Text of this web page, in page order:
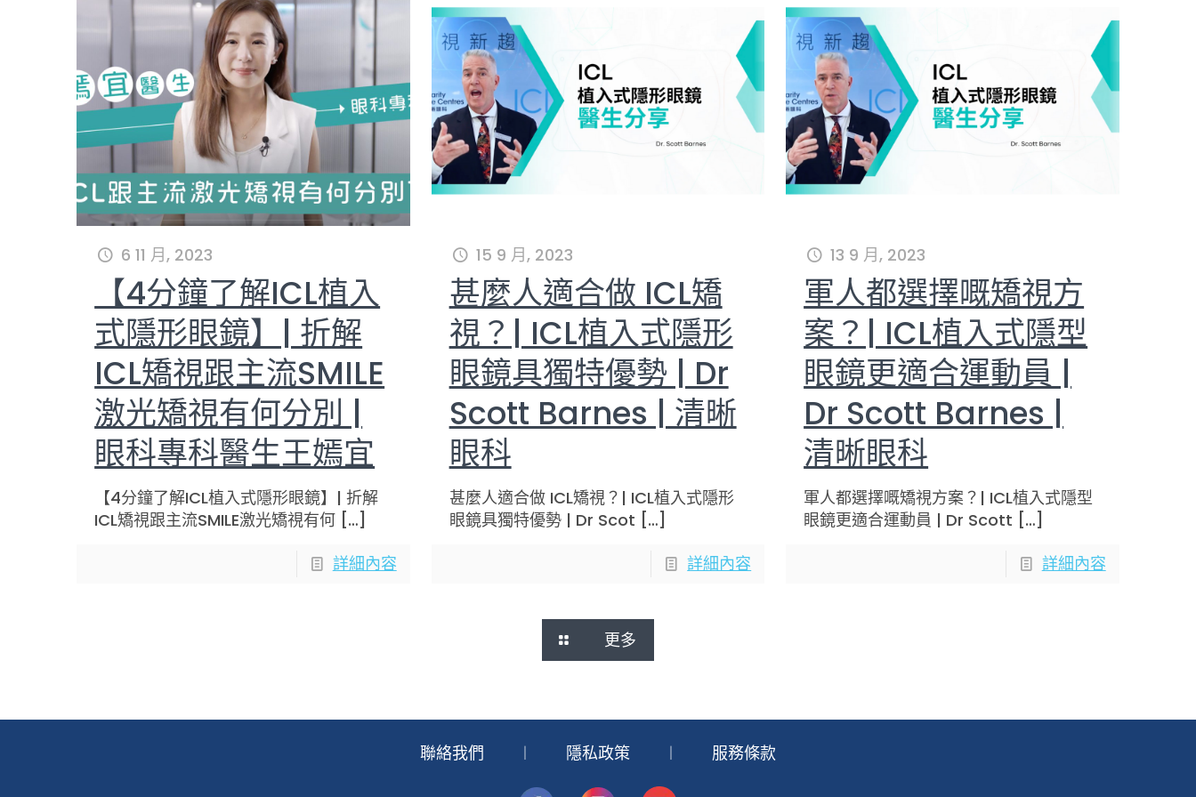
6 11 月, 2023
【4分鐘了解ICL植入
式隱形眼鏡】| 折解
ICL矯視跟主流SMILE
激光矯視有何分別 |
眼科專科醫生王嫣宜
【4分鐘了解ICL植入式隱形眼鏡】| 折解
ICL矯視跟主流SMILE激光矯視有何 […]
詳細內容
15 9 月, 2023
甚麼人適合做 ICL矯
視？| ICL植入式隱形
眼鏡具獨特優勢 | Dr
Scott Barnes | 清晰
眼科
甚麼人適合做 ICL矯視？| ICL植入式隱形
眼鏡具獨特優勢 | Dr Scot […]
詳細內容
13 9 月, 2023
軍人都選擇嘅矯視方
案？| ICL植入式隱型
眼鏡更適合運動員 |
Dr Scott Barnes |
清晰眼科
軍人都選擇嘅矯視方案？| ICL植入式隱型
眼鏡更適合運動員 | Dr Scott […]
詳細內容
更多
聯絡我們 ︱ 隱私政策 ︱ 服務條款